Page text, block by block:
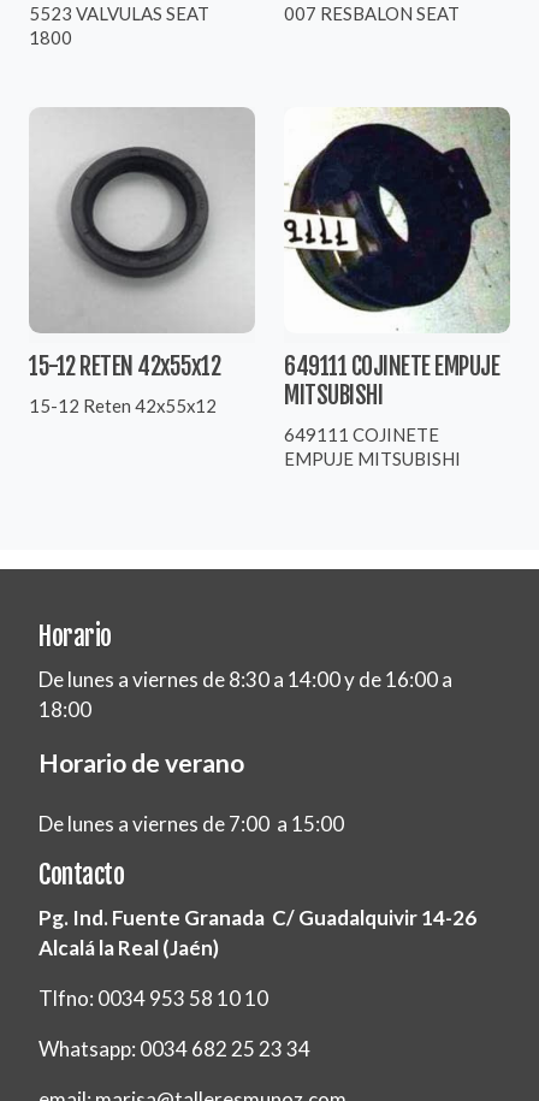
5523 VALVULAS SEAT
1800
007 RESBALON SEAT
15-12 RETEN 42x55x12
15-12 Reten 42x55x12
649111 COJINETE EMPUJE
MITSUBISHI
649111 COJINETE
EMPUJE MITSUBISHI
Horario
De lunes a viernes de 8:30 a 14:00 y de 16:00 a
18:00
Horario de verano
De lunes a viernes de 7:00 a 15:00
Contacto
Pg. Ind. Fuente Granada C/ Guadalquivir 14-26
Alcalá la Real (Jaén)
Tlfno: 0034 953 58 10 10
Whatsapp: 0034 682 25 23 34